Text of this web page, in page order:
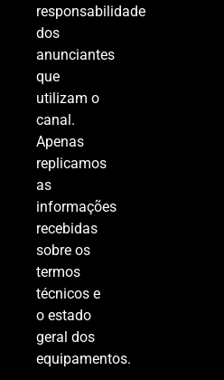
responsabilidade
dos
anunciantes
que
utilizam o
canal.
Apenas
replicamos
as
informações
recebidas
sobre os
termos
técnicos e
o estado
geral dos
equipamentos.